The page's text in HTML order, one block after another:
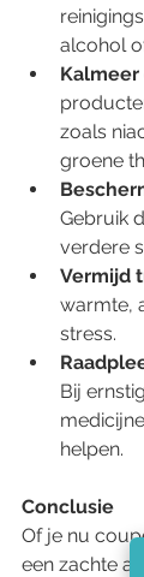
alcohol
Kalmeer
zoals
groene
Gebruik
verdere
Vermijd
warmte,
stress.
Bij
helpen.
Conclusie
Of je nu
een zachte